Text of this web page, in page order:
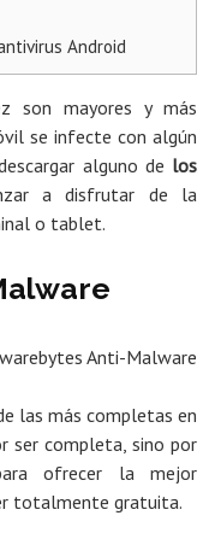
Android
son mayores y más
se infecte con algún
alguno de los
a disfrutar de la
o tablet.
las más completas en
ser completa, sino por
ofrecer la mejor
totalmente gratuita.